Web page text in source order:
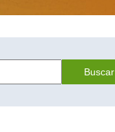
Buscar